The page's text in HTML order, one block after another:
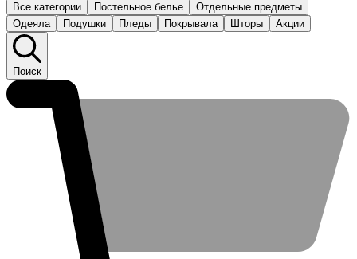
Все категории
Постельное белье
Отдельные предметы
Одеяла
Подушки Пледы Покрывала Шторы Акции
Поиск